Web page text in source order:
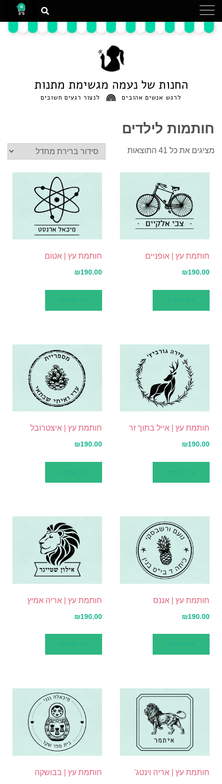
0
החנות של נעמה מגשימת מתנות
לרגש אנשים אהובים לנצור רגעים חשובים
חותמות לילדים
מציגים את כל ⁦41⁩ התוצאות
חותמת עץ | אופניים
₪190.00
עוד פרטים
חותמת עץ | אטום
₪190.00
עוד פרטים
חותמת עץ | אייל בתוך זר
₪190.00
עוד פרטים
חותמת עץ | איצטרובל
₪190.00
עוד פרטים
חותמת עץ | אננס
₪190.00
עוד פרטים
חותמת עץ | אריה אמיץ
₪190.00
עוד פרטים
חותמת עץ | אריה וינטג' חותמת עץ | בבושקה